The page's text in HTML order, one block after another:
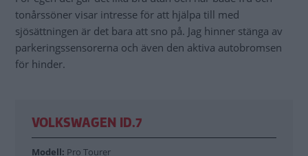
tonårssöner visar intresse för att hjälpa till med
sjösättningen är det bara att sno på. Jag hinner stänga av
parkeringssensorerna och även den aktiva autobromsen
för hinder.
VOLKSWAGEN ID.7
Modell: Pro Tourer